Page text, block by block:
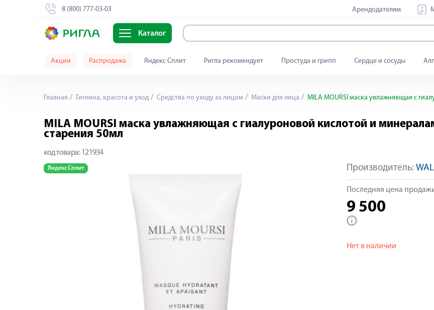
8 (800) 777-03-03 Арендодателям
Каталог
Акции Распродажа Яндекс Сплит Ригла рекомендует Простуда и грипп Сердце и сосуды
Главная Гигиена, красота и уход Средства по уходу за лицом Маски для лица MILA MOURSI маска увлажняющая с
MILA MOURSI маска увлажняющая с гиалуроновой кислотой и
старения 50мл
код товара: 121934
Яндекс Сплит Производитель:
Последняя цена
9 500
Нет в наличии